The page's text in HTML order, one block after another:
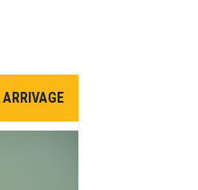
ARRIVAGE